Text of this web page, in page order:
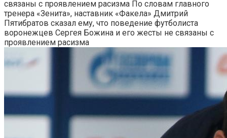
связаны с проявлением расизма По словам главного
тренера «Зенита», наставник «Факела» Дмитрий
Пятибратов сказал ему, что поведение футболиста
воронежцев Сергея Божина и его жесты не связаны с
проявлением расизма